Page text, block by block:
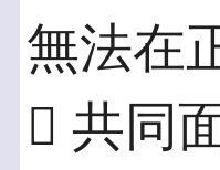
無法在
 共同